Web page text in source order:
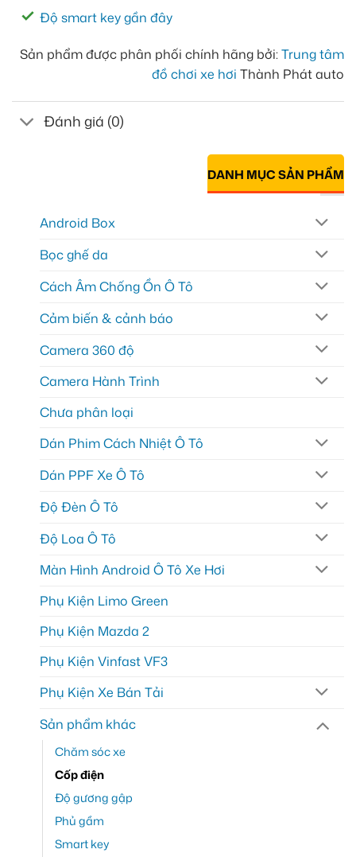
Độ smart key gần đây
Sản phẩm được phân phối chính hãng bởi:Trung tâm
đồ chơi xe hơi Thành Phát auto
Đánh giá (0)
DANH MỤC SẢN PHẨM
Android Box
Bọc ghế da
Cách Âm Chống Ồn Ô Tô
Cảm biến & cảnh báo
Camera 360 độ
Camera Hành Trình
Chưa phân loại
Dán Phim Cách Nhiệt Ô Tô
Dán PPF Xe Ô Tô
Độ Đèn Ô Tô
Độ Loa Ô Tô
Màn Hình Android Ô Tô Xe Hơi
Phụ Kiện Limo Green
Phụ Kiện Mazda 2
Phụ Kiện Vinfast VF3
Phụ Kiện Xe Bán Tải
Sản phẩm khác
Chăm sóc xe
Cốp điện
Độ gương gập
Phủ gầm
Smart key